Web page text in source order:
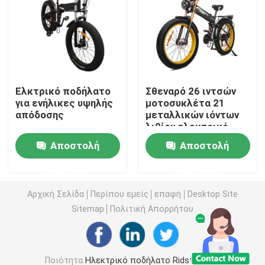
Ηλεκτρικό ποδήλατο βουνού
Ηλεκτρικό ποδήλατο βουνού με πλήρη ανάρτηση
δίπλωμα του ηλεκτρικού ποδηλάτου βουνών
Ηλεκτρικό ποδήλατο εκτός δρόμου
20 ιντσών ηλεκτρικό ποδήλατο
Ελκτρικό ποδήλατο
για ενήλικες υψηλής
απόδοσης
Αποστολή
Σθεναρό 26 ιντσών
μοτοσυκλέτα 21
μεταλλικών ιόντων
λιθίου ηλεκτρικό
ποδήλατο
Αποστολή
Αρχική Σελίδα Περίπου εμείς επαφή
Desktop Site
Sitemap
Πολιτική Απορρήτου
Ποιότητα Ηλεκτρικό ποδήλατο RidstarΚίνα